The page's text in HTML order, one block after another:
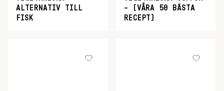
ALTERNATIV TILL
FISK
– (VÅRA 50 BÄSTA
RECEPT)